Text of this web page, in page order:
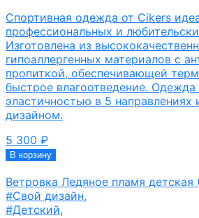
Спортивная одежда от Cikers
профессиональных и
Изготовлена из
гипоаллергенных материалов с
пропиткой, обеспечивающей
быстрое влагоотведение. Одежда
эластичностью в 5 направлениях
дизайном.
5 300 ₽
В корзину
Ветровка Ледяное пламя детская
#Свой дизайн,
#Детский,